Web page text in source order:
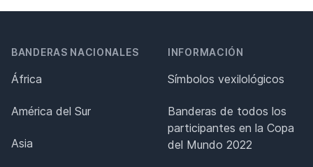
BANDERAS NACIONALES
África
América del Sur
Asia
INFORMACIÓN
Símbolos vexilológicos
Banderas de todos los
participantes en la Copa
del Mundo 2022